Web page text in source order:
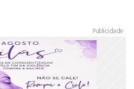
Publicidade